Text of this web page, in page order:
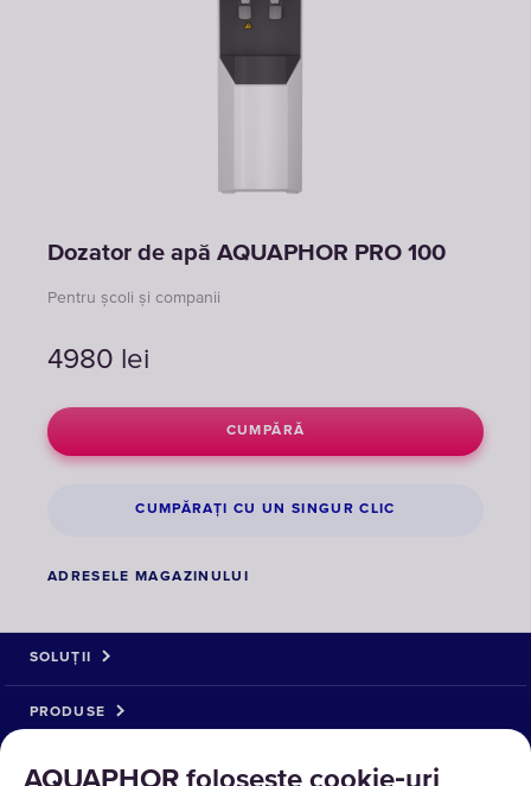
Dozator de apă AQUAPHOR PRO 100
Pentru școli și companii
4980 lei
CUMPĂRĂ
CUMPĂRAȚI CU UN SINGUR CLIC
ADRESELE MAGAZINULUI
AQUAPHOR folosește cookie‑uri
SOLUȚII
PRODUSE
DESPRE NOI